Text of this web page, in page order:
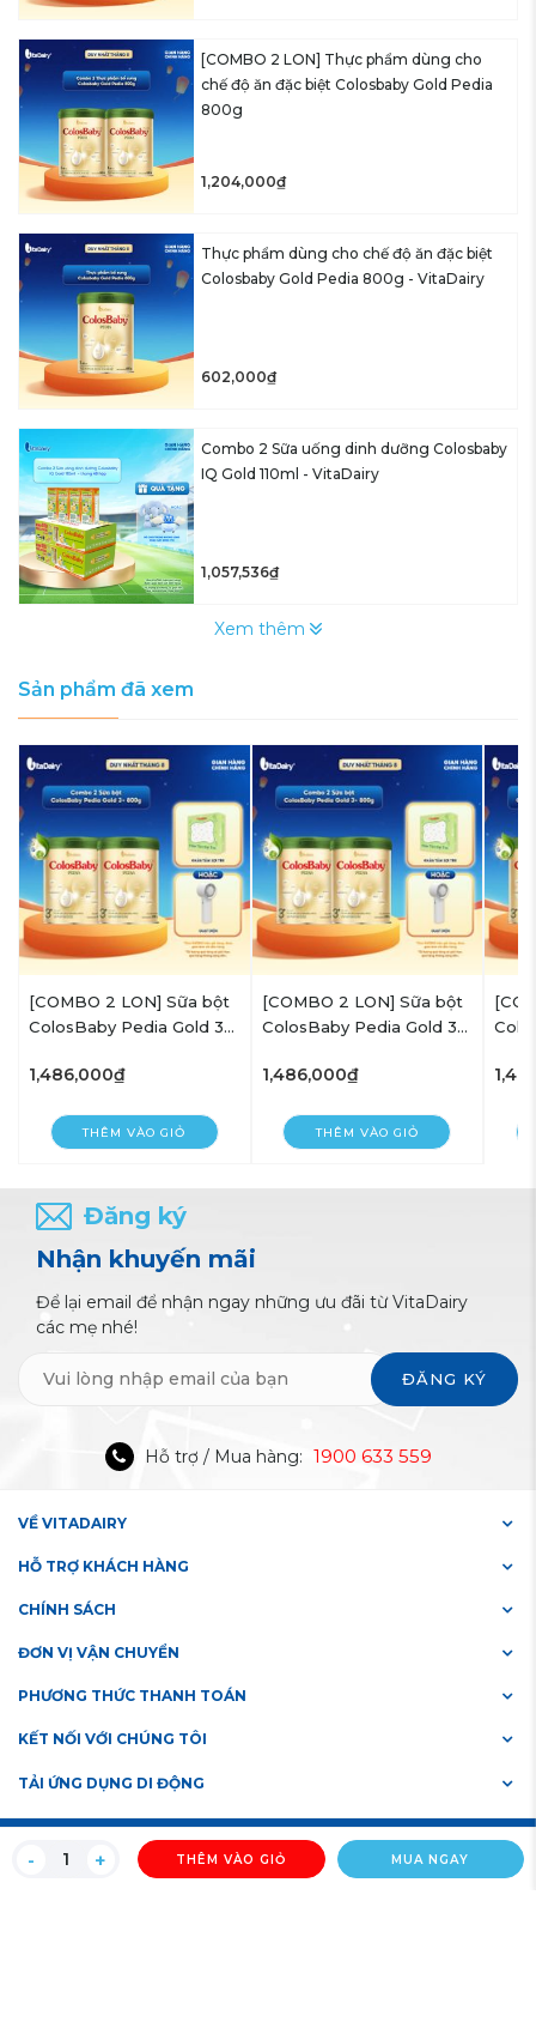
THÊM VÀO GIỎ MUA NGAY
[COMBO 2 LON] Thực phẩm dùng cho
chế độ ăn đặc biệt Colosbaby Gold Pedia
800g
1,204,000₫
Thực phẩm dùng cho chế độ ăn đặc biệt
Colosbaby Gold Pedia 800g - VitaDairy
602,000₫
Combo 2 Sữa uống dinh dưỡng Colosbaby
IQ Gold 110ml - VitaDairy
1,057,536₫
Xem thêm
Sản phẩm đã xem
[COMBO 2 LON] Sữa bột
ColosBaby Pedia Gold 3+
1,486,000₫
THÊM VÀO GIỎ
[COMBO 2 LON] Sữa bột
ColosBaby Pedia Gold 3+
1,486,000₫
THÊM VÀO GIỎ
Đăng ký
Nhận khuyến mãi
Để lại email để nhận ngay những ưu đãi từ VitaDairy
các mẹ nhé!
ĐĂNG KÝ
Hỗ trợ / Mua hàng: 1900 633 559
VỀ VITADAIRY
HỖ TRỢ KHÁCH HÀNG
CHÍNH SÁCH
ĐƠN VỊ VẬN CHUYỂN
PHƯƠNG THỨC THANH TOÁN
KẾT NỐI VỚI CHÚNG TÔI
TẢI ỨNG DỤNG DI ĐỘNG
Bản quyền thuộc VitaDairy © 2019
Số giấy chứng nhận đăng ký doanh nghiệp:#3702652869